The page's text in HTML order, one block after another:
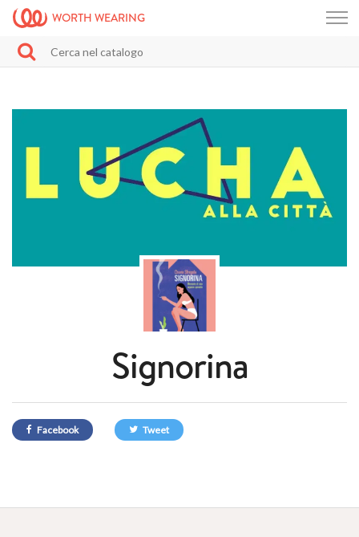
WORTH WEARING
Signorina
Facebook Tweet